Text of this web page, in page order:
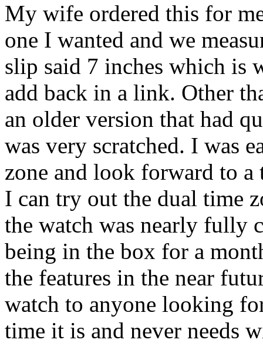
My wife ordered this for
one I wanted and we
slip said 7 inches which is
add back in a link. Other
an older version that had
was very scratched. I was
zone and look forward to
I can try out the dual time
the watch was nearly fully
being in the box for a
the features in the near
watch to anyone looking
time it is and never needs